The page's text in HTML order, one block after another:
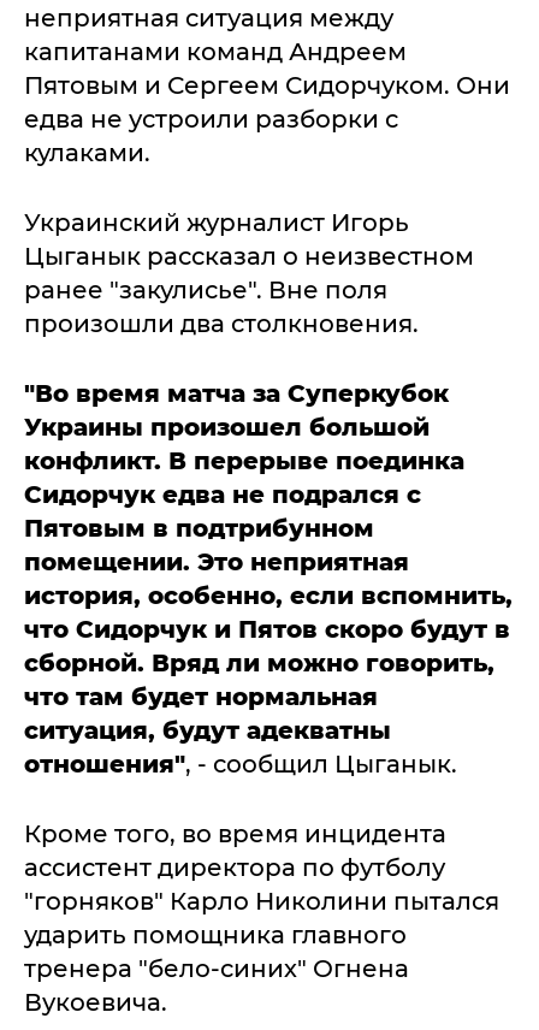
неприятная ситуация между
капитанами команд Андреем
Пятовым и Сергеем Сидорчуком. Они
едва не устроили разборки с
кулаками.
Украинский журналист Игорь
Цыганык рассказал о неизвестном
ранее "закулисье". Вне поля
произошли два столкновения.
"Во время матча за Суперкубок
Украины произошел большой
конфликт. В перерыве поединка
Сидорчук едва не подрался с
Пятовым в подтрибунном
помещении. Это неприятная
история, особенно, если вспомнить,
что Сидорчук и Пятов скоро будут в
сборной. Вряд ли можно говорить,
что там будет нормальная
ситуация, будут адекватны
отношения", - сообщил Цыганык.
Кроме того, во время инцидента
ассистент директора по футболу
"горняков" Карло Николини пытался
ударить помощника главного
тренера "бело-синих" Огнена
Вукоевича.